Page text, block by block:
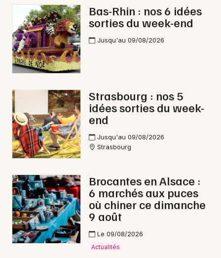
Bas-Rhin : nos 6 idées
sorties du week-end
Jusqu'au 09/08/2026
Strasbourg : nos 5
idées sorties du week-
end
Jusqu'au 09/08/2026
Strasbourg
Brocantes en Alsace :
6 marchés aux puces
où chiner ce dimanche
9 août
Le 09/08/2026
Actualités